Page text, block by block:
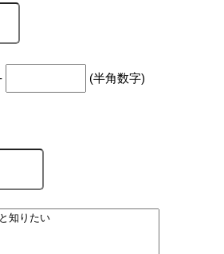
(半角数字)